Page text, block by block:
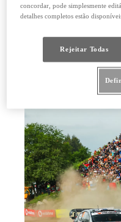
concordar, pode simplesmente
detalhes completos estão
Rejeitar Todas